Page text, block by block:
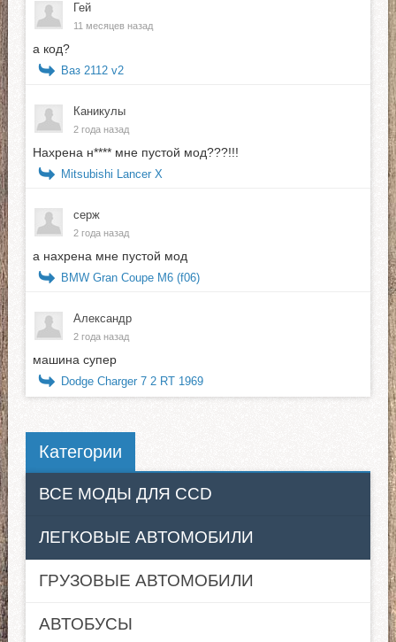
Гей
11 месяцев назад
а код?
Ваз 2112 v2
Каникулы
2 года назад
Нахрена н**** мне пустой мод???!!!
Mitsubishi Lancer X
серж
2 года назад
а нахрена мне пустой мод
BMW Gran Coupe M6 (f06)
Александр
2 года назад
машина супер
Dodge Charger 7 2 RT 1969
Категории
ВСЕ МОДЫ ДЛЯ CCD
ЛЕГКОВЫЕ АВТОМОБИЛИ
ГРУЗОВЫЕ АВТОМОБИЛИ
АВТОБУСЫ